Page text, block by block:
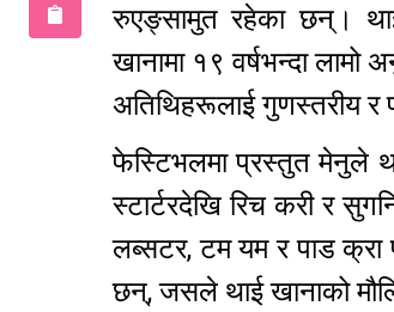
रुएङ्सामुत रहेका छन्।
खानामा १९ वर्षभन्दा
अतिथिहरूलाई गुणस्तरीय र
फेस्टिभलमा प्रस्तुत मेनुले
स्टार्टरदेखि रिच करी र
लब्सटर, टम यम र पाड क्रा
छन्, जसले थाई खानाको